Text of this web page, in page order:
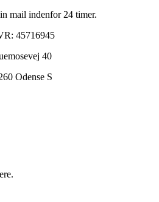
mail indenfor 24 timer.
45716945
40
Odense S